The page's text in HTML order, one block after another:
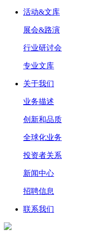
活动&文库
展会&路演
行业研讨会
专业文库
关于我们
业务描述
创新和品质
全球化业务
投资者关系
新闻中心
招聘信息
联系我们